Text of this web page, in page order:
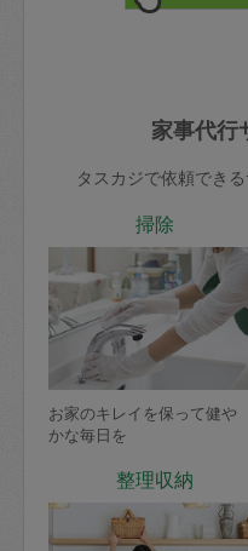
家事代行
タスカジで依頼でき
掃除
お家のキレイを保って健や
かな毎日を
整理収納